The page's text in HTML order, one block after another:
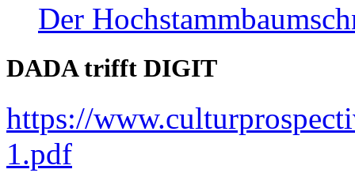
Der
DADA trifft DIGIT
https://
1.pdf